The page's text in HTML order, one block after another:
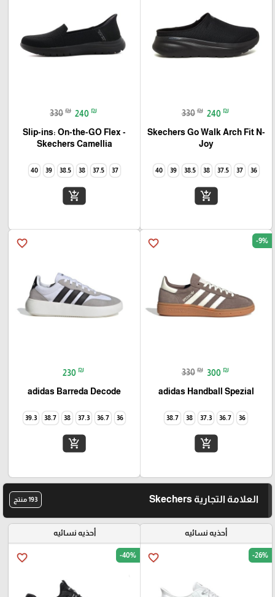
330 ₪ 240 ₪
Skechers Go Walk Arch Fit N-
Joy
36
37
37.5
38
38.5
39
40
add_shopping_cart
330 ₪ 240 ₪
Slip-ins: On-the-GO Flex -
Camellia‏ Skechers
37
37.5
38
38.5
39
40
add_shopping_cart
favorite_border -9%
330 ₪ 300 ₪
adidas Handball Spezial
36
36.7
37.3
38
38.7
add_shopping_cart
favorite_border
230 ₪
adidas Barreda Decode
36
36.7
37.3
38
38.7
39.3
add_shopping_cart
العلامة التجارية Skechers 193 منتج
أحذيه نسائيه
favorite_border -26%
أحذيه نسائيه
favorite_border -40%